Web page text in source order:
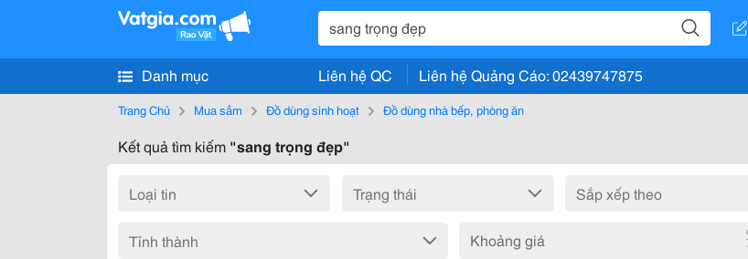
Danh mục Liên hệ QC Liên hệ Quảng Cáo: 02439747875
Trang Chủ Mua sắm Đồ dùng sinh hoạt Đồ dùng nhà bếp, phòng ăn
Kết quả tìm kiếm "sang trọng đẹp"
Khoảng giá